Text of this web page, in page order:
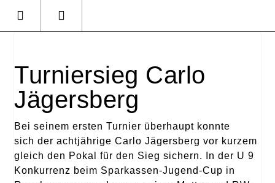
Turniersieg Carlo
Jägersberg
Bei seinem ersten Turnier überhaupt konnte
sich der achtjährige Carlo Jägersberg vor kurzem
gleich den Pokal für den Sieg sichern. In der U 9
Konkurrenz beim Sparkassen-Jugend-Cup in